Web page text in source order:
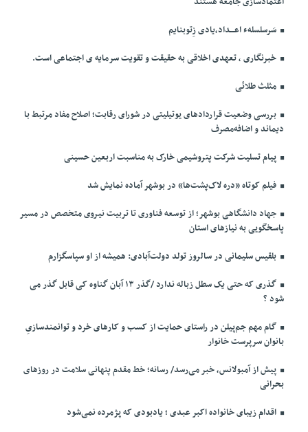
سَرسلسلهء اعـــداد،یادی زِتوبنایم
خبرنگاری ، تعهدی اخلاقی به حقیقت و تقویت سرمایه ی اجتماعی است.
مثلث طلائی
بررسی وضعیت قراردادهای یوتیلیتی در شورای رقابت؛ اصلاح مفاد مرتبط با
دیماند و اضافه‌مصرف
پیام تسلیت شرکت پتروشیمی خارک به مناسبت اربعین حسینی
فیلم کوتاه «دره لاک‌پشت‌ها» در بوشهر آماده نمایش شد
جهاد دانشگاهی بوشهر؛ از توسعه فناوری تا تربیت نیروی متخصص در مسیر
پاسخگویی به نیازهای استان
بلقیس سلیمانی در سالروز تولد دولت‌آبادی: همیشه از او سپاسگزارم
گذری که حتی یک سطل زباله ندارد /گذر ۱۳ آبان گناوه کی قابل گذر می
شود ؟
گام مهم جم‌پیلن در راستای حمایت از کسب و کارهای خرد و توانمندسازیِ
بانوان سرپرست خانوار
پیش از آمبولانس، خبر می‌رسد/ رسانه؛ خط مقدم پنهانی سلامت در روزهای
بحرانی
اقدام زیبای خانواده اکبر عبدی ؛ یادبودی که پژمرده نمی‌شود